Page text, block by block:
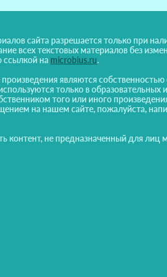
сайта разрешается только при
всех текстовых материалов без
ссылкой на microbius.ru.
являются собственностью
только в
того или иного
на нашем сайте, пожалуйста,
контент, не предназначенный для лиц